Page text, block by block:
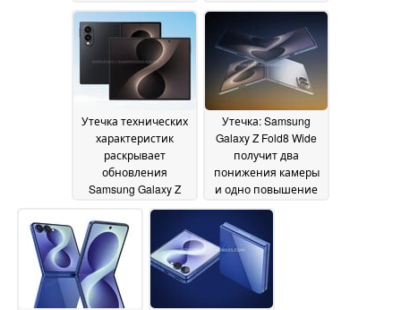
покупателей
Samsung Galaxy Z
Fold 8 Ultra в июле
June 2026
Утечка технических
характеристик
раскрывает
обновления
Samsung Galaxy Z
18 May
2026
Утечка: Samsung
Galaxy Z Fold8 Wide
получит два
понижения камеры
и одно повышение
13 May 2026